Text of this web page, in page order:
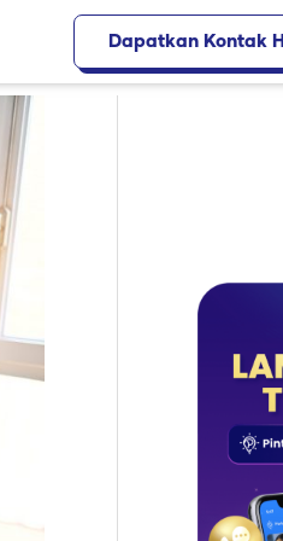
Dapatkan Kontak